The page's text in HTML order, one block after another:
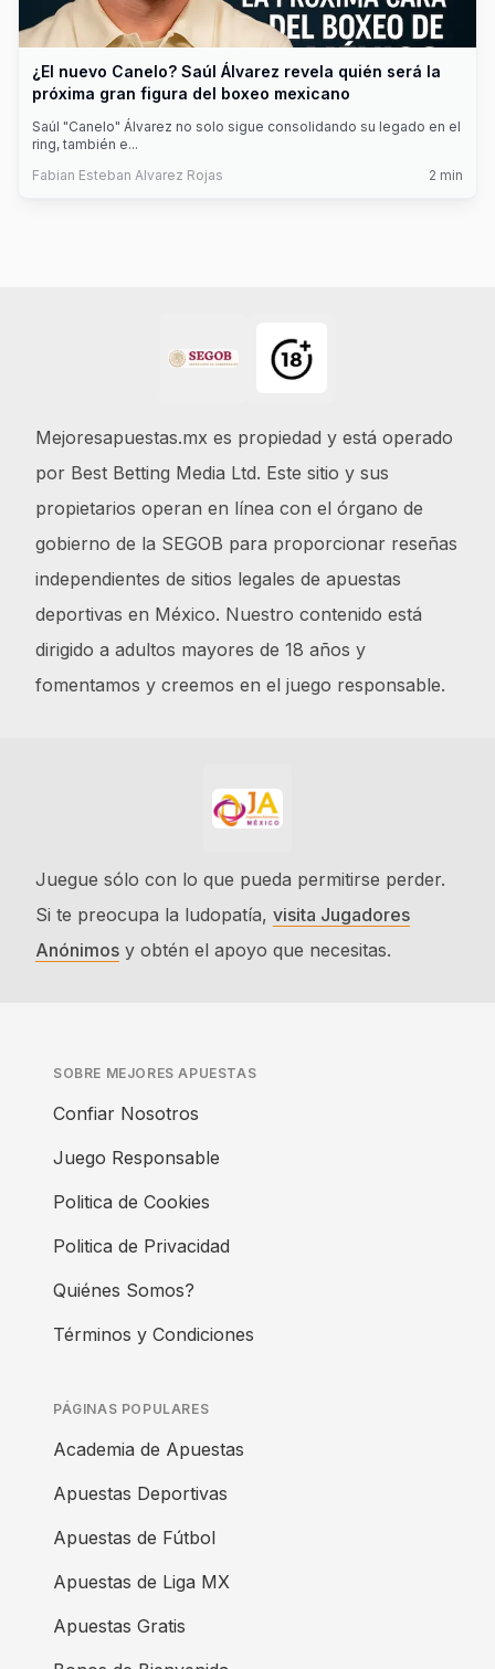
¿El nuevo Canelo? Saúl Álvarez revela quién será la
próxima gran figura del boxeo mexicano
Saúl "Canelo" Álvarez no solo sigue consolidando su legado en el
ring, también e...
Fabian Esteban Alvarez Rojas
2 min
Mejoresapuestas.mx es propiedad y está operado
por Best Betting Media Ltd. Este sitio y sus
propietarios operan en línea con el órgano de
gobierno de la SEGOB para proporcionar reseñas
independientes de sitios legales de apuestas
deportivas en México. Nuestro contenido está
dirigido a adultos mayores de 18 años y
fomentamos y creemos en el juego responsable.
Juegue sólo con lo que pueda permitirse perder.
Si te preocupa la ludopatía, visita Jugadores
Anónimos y obtén el apoyo que necesitas.
SOBRE MEJORES APUESTAS
Confiar Nosotros
Juego Responsable
Politica de Cookies
Politica de Privacidad
Quiénes Somos?
Términos y Condiciones
PÁGINAS POPULARES
Academia de Apuestas
Apuestas Deportivas
Apuestas de Fútbol
Apuestas de Liga MX
Apuestas Gratis